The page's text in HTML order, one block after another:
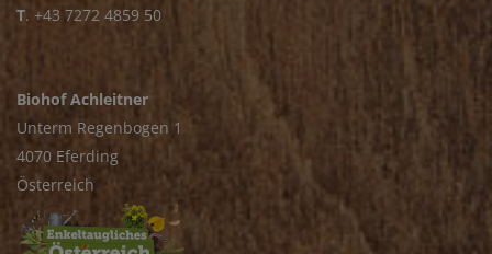
T. +43 7272 4859 50
Biohof Achleitner
Unterm Regenbogen 1
4070 Eferding
Österreich